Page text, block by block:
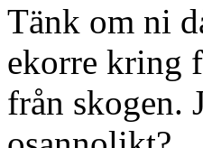
Tänk om ni
ekorre kring
från skogen.